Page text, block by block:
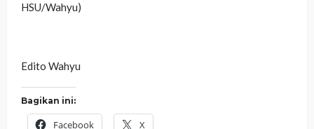
HSU/Wahyu)
‎Edito Wahyu
Bagikan ini:
Facebook X